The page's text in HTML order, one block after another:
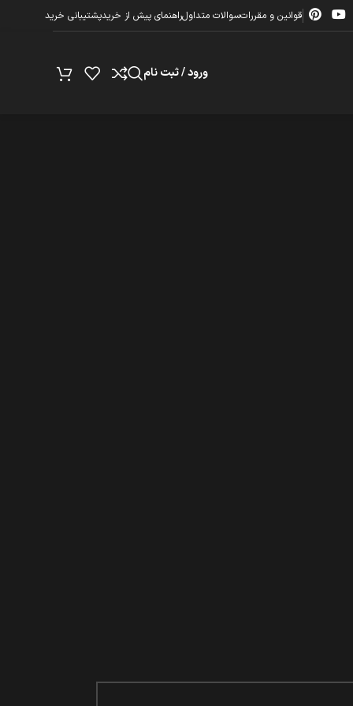
قوانین و مقرراتسوالات متداولراهنمای پیش از خریدپشتیبانی خرید
ورود / ثبت نام